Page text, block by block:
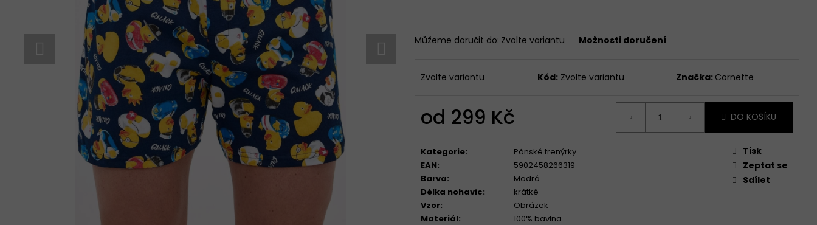
Můžeme doručit do: Zvolte variantu Možnosti doručení
Zvolte variantu Kód: Zvolte variantu Značka: Cornette
od 299 Kč DO KOŠÍKU
Kategorie:
Pánské trenýrky
EAN:
5902458266319
Barva:
Modrá
Délka nohavic:
krátké
Vzor:
Obrázek
Materiál:
100% bavlna
Tisk
Zeptat se
Sdílet
BAVLNĚNÉ KALHOTKY LOVELYGIRL 1656
145 Kč
KALHOTKY BAVLNĚNÉ 3679 LOVELYGIRL
179 Kč